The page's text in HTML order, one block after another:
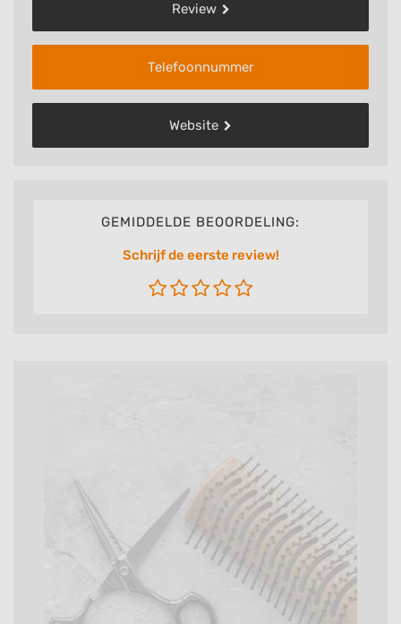
Review
Telefoonnummer
Website
GEMIDDELDE BEOORDELING:
Schrijf de eerste review!